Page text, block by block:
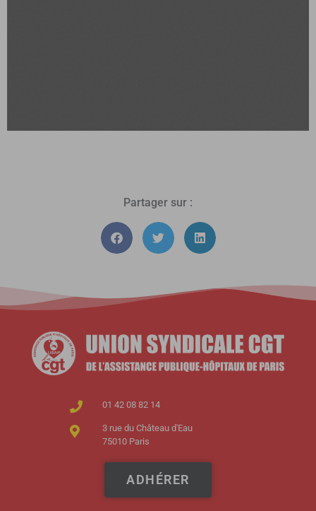
Partager sur :
01 42 08 82 14
3 rue du Château d'Eau
75010 Paris
ADHÉRER